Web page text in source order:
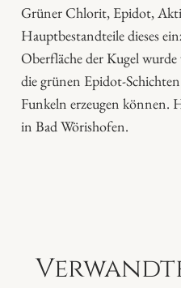
Grüner Chlorit, Epidot,
Hauptbestandteile dieses
Oberfläche der Kugel
die grünen Epidot-
Funkeln erzeugen können.
in Bad Wörishofen.